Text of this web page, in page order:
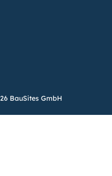
BauSites GmbH